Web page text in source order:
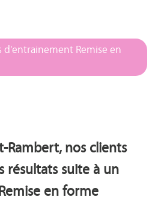
Remise en
Rambert, nos clients
résultats suite à un
en forme